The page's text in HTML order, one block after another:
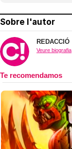
Sobre l'autor
REDACCIÓ
Veure biografia